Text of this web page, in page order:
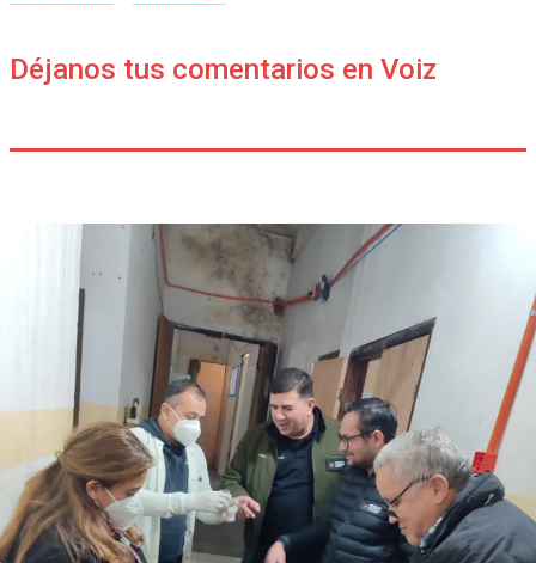
Déjanos tus comentarios en Voiz